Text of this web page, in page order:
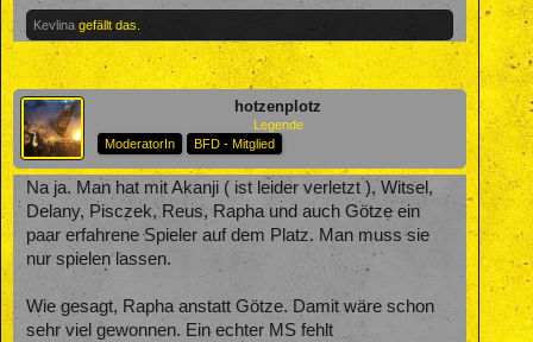
Kevlina gefällt das.
hotzenplotz
Legende
ModeratorIn
BFD - Mitglied
Na ja. Man hat mit Akanji ( ist leider verletzt ), Witsel,
Delany, Pisczek, Reus, Rapha und auch Götze ein
paar erfahrene Spieler auf dem Platz. Man muss sie
nur spielen lassen.
Wie gesagt, Rapha anstatt Götze. Damit wäre schon
sehr viel gewonnen. Ein echter MS fehlt